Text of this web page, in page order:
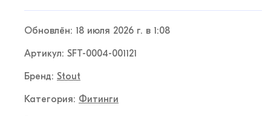
Обновлён: 18 июля 2026 г. в 1:08
Артикул: SFT-0004-001121
Бренд: Stout
Категория: Фитинги